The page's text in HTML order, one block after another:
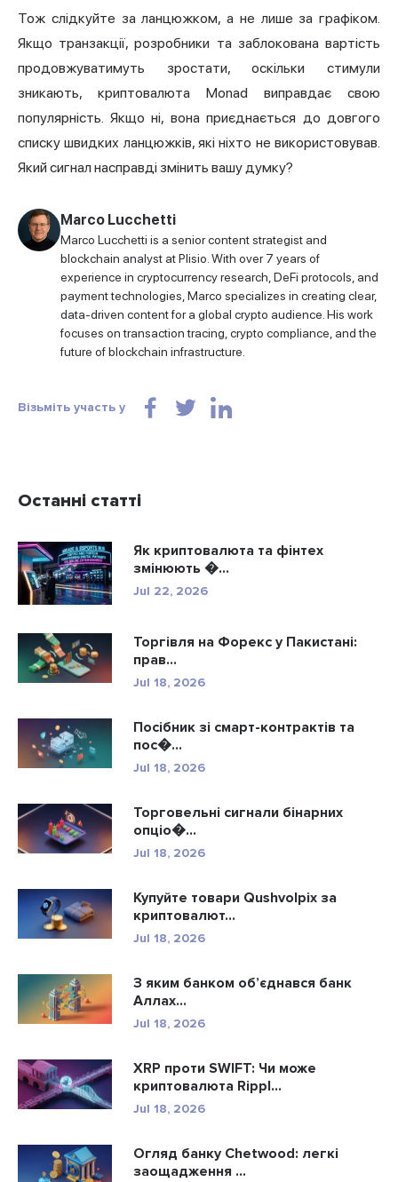
Тож слідкуйте за ланцюжком, а не лише за графіком.
Якщо транзакції, розробники та заблокована вартість
продовжуватимуть зростати, оскільки стимули
зникають, криптовалюта Monad виправдає свою
популярність. Якщо ні, вона приєднається до довгого
списку швидких ланцюжків, які ніхто не використовував.
Який сигнал насправді змінить вашу думку?
Marco Lucchetti
Marco Lucchetti is a senior content strategist and
blockchain analyst at Plisio. With over 7 years of
experience in cryptocurrency research, DeFi protocols, and
payment technologies, Marco specializes in creating clear,
data-driven content for a global crypto audience. His work
focuses on transaction tracing, crypto compliance, and the
future of blockchain infrastructure.
Візьміть участь у
Останні статті
Як криптовалюта та фінтех
змінюють �...
Jul 22, 2026
Торгівля на Форекс у Пакистані:
прав...
Jul 18, 2026
Посібник зі смарт-контрактів та
пос�...
Jul 18, 2026
Торговельні сигнали бінарних
опціо�...
Jul 18, 2026
Купуйте товари Qushvolpix за
криптовалют...
Jul 18, 2026
З яким банком об’єднався банк
Аллах...
Jul 18, 2026
XRP проти SWIFT: Чи може
криптовалюта Rippl...
Jul 18, 2026
Огляд банку Chetwood: легкі
заощадження ...